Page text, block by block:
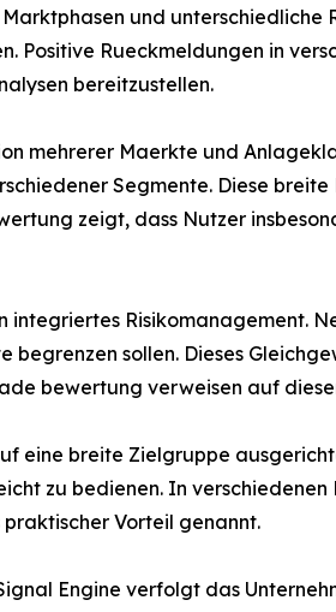
und
Positive Rueckmeldungen in
bereitzustellen.
mehrerer Maerkte und
Segmente. Diese
zeigt, dass Nutzer
Risikomanagement.
begrenzen sollen. Dieses
bewertung verweisen auf
eine breite Zielgruppe
zu bedienen. In
Vorteil genannt.
Engine verfolgt das